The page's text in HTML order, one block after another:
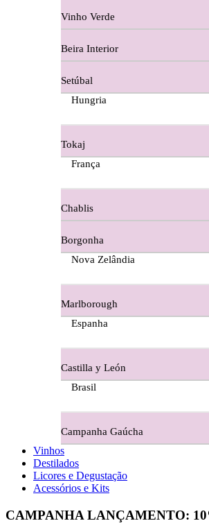
Dona Sancha Dão
Doroteia Douro
Ermelinda Freitas - Setubal
Evidencia Dão
Ferraz Wine - Beira Interior
Figueira Coriga - Alentejo
Guerreiro Vinhos - Bairrada
Herdade da Lisboa Alentejo
Herdade Do Freixo - Alentejo
Herdade do Moinho Branco -
Vinho Verde
Beira Interior
Setúbal
Hungria
Tokaj
França
Chablis
Borgonha
Nova Zelândia
Marlborough
Espanha
Castilla y León
Brasil
Campanha Gaúcha
Vinhos
Destilados
Licores e Degustação
Acessórios e Kits
CAMPANHA LANÇAMENTO: